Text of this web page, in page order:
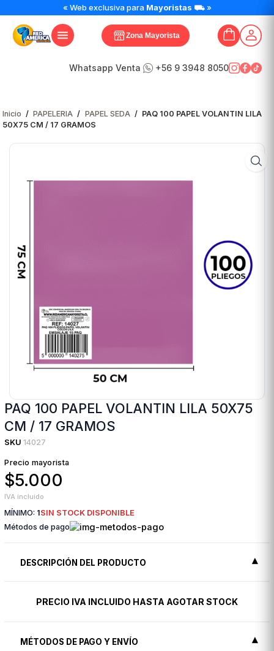
« Web exclusiva para Mayoristas ⛟ »
Zona Mayorista
Whatsapp Venta +56 9 3948 8050
Inicio / PAPELERIA / PAPEL SEDA / PAQ 100 PAPEL VOLANTIN LILA
50X75 CM / 17 GRAMOS
PAQ 100 PAPEL VOLANTIN LILA 50X75
CM / 17 GRAMOS
SKU 14027
Precio mayorista
$5.000
IVA incluido
MÍNIMO: 1SIN STOCK DISPONIBLE
Métodos de pago
DESCRIPCIÓN DEL PRODUCTO
PRECIO IVA INCLUIDO HASTA AGOTAR STOCK
MÉTODOS DE PAGO Y ENVÍO